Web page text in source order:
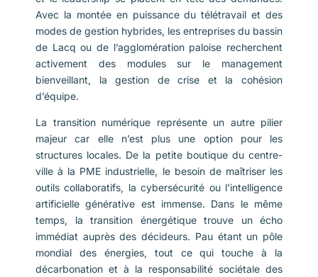
Avec la montée en puissance du télétravail et des
modes de gestion hybrides, les entreprises du bassin
de Lacq ou de l’agglomération paloise recherchent
activement des modules sur le management
bienveillant, la gestion de crise et la cohésion
d’équipe.
La transition numérique représente un autre pilier
majeur car elle n’est plus une option pour les
structures locales. De la petite boutique du centre-
ville à la PME industrielle, le besoin de maîtriser les
outils collaboratifs, la cybersécurité ou l’intelligence
artificielle générative est immense. Dans le même
temps, la transition énergétique trouve un écho
immédiat auprès des décideurs. Pau étant un pôle
mondial des énergies, tout ce qui touche à la
décarbonation et à la responsabilité sociétale des